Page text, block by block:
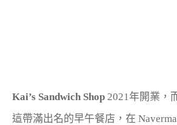
Kai’s Sandwich Shop 2021年開業，
這帶滿出名的早午餐店，在